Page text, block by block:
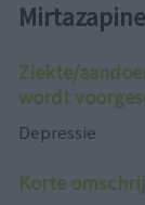
Mirtazapine
Ziekte/
wordt
Depressie
Korte